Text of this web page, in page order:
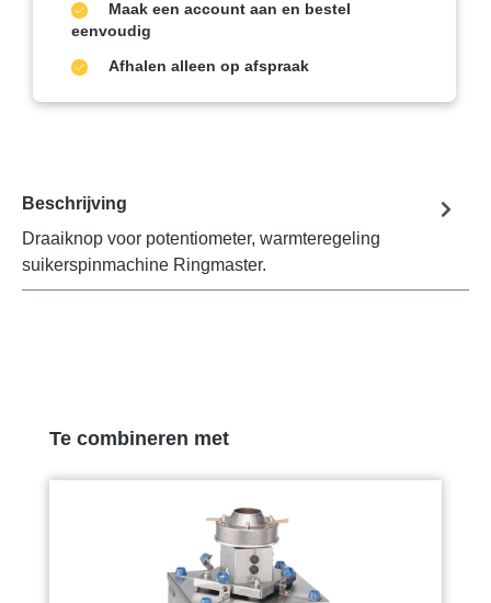
Maak een account aan en bestel
eenvoudig
Afhalen alleen op afspraak
Beschrijving
Draaiknop voor potentiometer, warmteregeling
suikerspinmachine Ringmaster.
Productgalerij overslaan
Te combineren met